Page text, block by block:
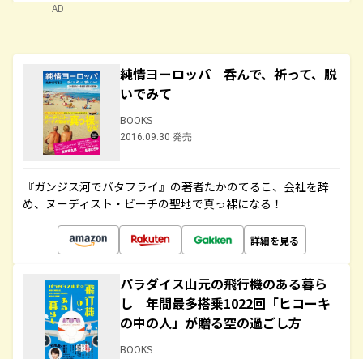
AD
純情ヨーロッパ 呑んで、祈って、脱
いでみて
BOOKS
2016.09.30 発売
『ガンジス河でバタフライ』の著者たかのてるこ、会社を辞
め、ヌーディスト・ビーチの聖地で真っ裸になる！
詳細を見る
パラダイス山元の飛行機のある暮ら
し 年間最多搭乗1022回「ヒコーキ
の中の人」が贈る空の過ごし方
BOOKS